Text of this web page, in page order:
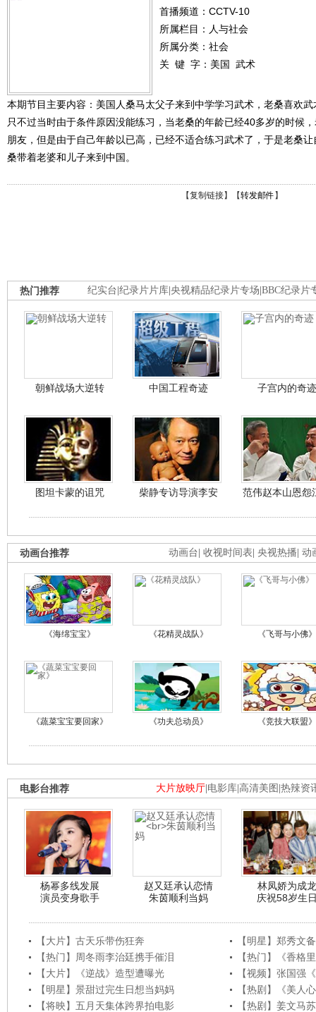
首播频道： CCTV-10
所属栏目： 人与社会
所属分类：社会
关 键 字： 美国 武术
本期节目主要内容：美国人桑马太父子来到中学学习武术，老桑喜欢
只不过当时由于条件原因没能练习，当老桑的年龄已经40多岁的时候
朋友，但是由于自己年龄以已高，已经不适合练习武术了，于是老桑
桑带着老婆和儿子来到中国。
【复制链接】【转发邮件 】
纪实台 纪录片片库 央视精品纪录片专场 BBC纪录片
热门推荐
朝鲜战场大逆转 中国工程奇迹 子宫内的奇迹
图坦卡蒙的诅咒 柴静专访导演李安 范伟赵本山恩怨
动画台 收视时间表 央视热播 动
动画台推荐
《海绵宝宝》 《花精灵战队》 《飞哥与小佛》
《蔬菜宝宝要回家》 《功夫总动员》 《竞技大联盟》
大片放映厅 电影库 高清美图 热辣资
电影台推荐
杨幂多线发展
演员变身歌手
赵又廷承认恋情
朱茵顺利当妈
林凤娇为成龙
庆祝58岁生
【大片】古天乐带伤狂奔
【明星】郑秀文
【热门】周冬雨李治廷携手催泪
【热门】《香格
【大片】《逆战》造型遭曝光
【视频】张国强
【明星】景甜过完生日想当妈妈
【热剧】《美人
【将映】五月天集体跨界拍电影
【热剧】姜文马